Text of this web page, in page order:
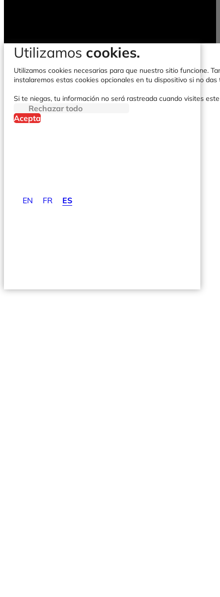
EN FR ES
Utilizamos cookies.
Utilizamos cookies necesarias para que nuestro sitio funcione.
instalaremos estas cookies opcionales en tu dispositivo si no
Si te niegas, tu información no será rastreada cuando visites
Rechazar todo
Acepta